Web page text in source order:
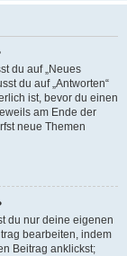
du auf „Neues
du auf „Antworten“
ist, bevor du einen
am Ende der
neue Themen
du nur deine eigenen
bearbeiten, indem
Beitrag anklickst;